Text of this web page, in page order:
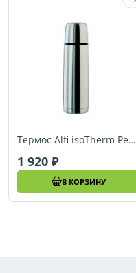
Термос Alfi isoTherm Perfect 0,5L
1 920
В КОРЗИНУ